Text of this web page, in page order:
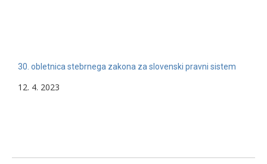
30. obletnica stebrnega zakona za slovenski pravni sistem
12. 4. 2023